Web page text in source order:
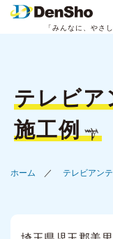
「みんなに、やさし
テレビア
施工例
ホーム テレビアン